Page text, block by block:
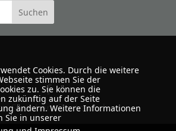
Sketchers Dortmund
Cookies. Durch die weitere
stimmen Sie der
zu. Sie können die
zukünftig auf der Seite
ändern. Weitere Informationen
Sie in unserer